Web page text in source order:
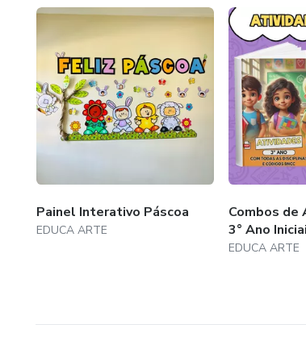
TUDO PRA VOCÊ TRABALHAR
Painel Interativo Páscoa
EDUCA ARTE
Combos de
3° Ano
EDUCA ARTE